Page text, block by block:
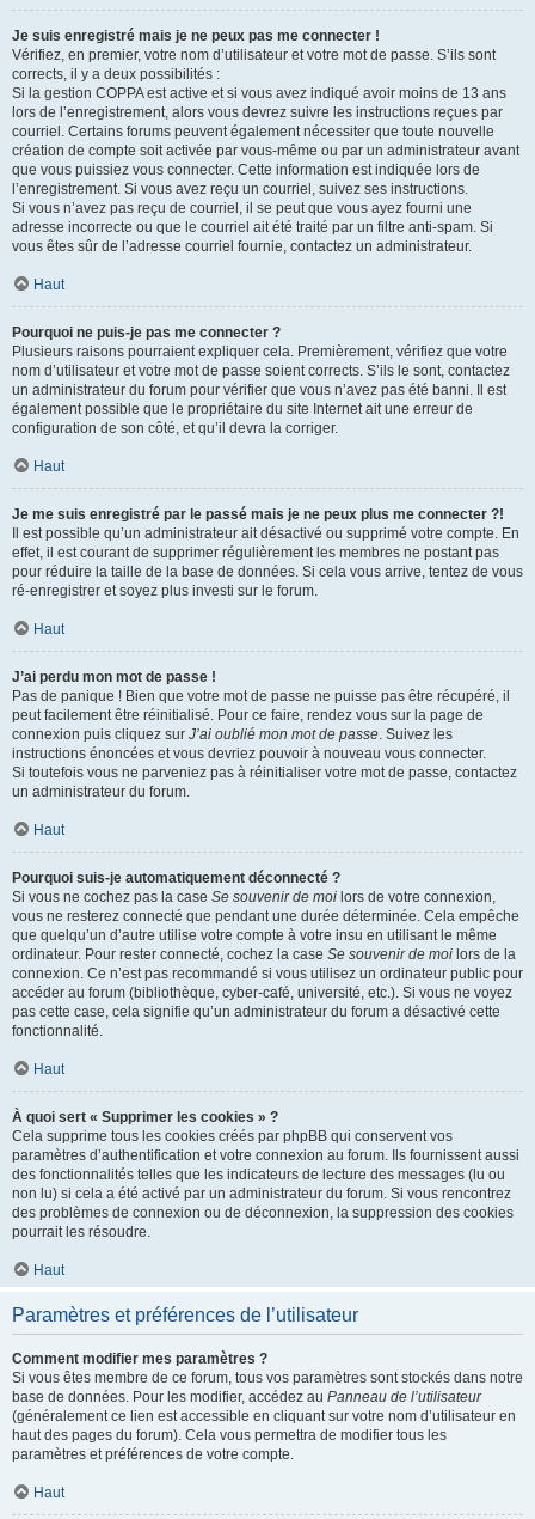
Je suis enregistré mais je ne peux pas me connecter !
Vérifiez, en premier, votre nom d’utilisateur et votre mot de passe. S’ils sont
corrects, il y a deux possibilités :
Si la gestion COPPA est active et si vous avez indiqué avoir moins de 13 ans
lors de l’enregistrement, alors vous devrez suivre les instructions reçues par
courriel. Certains forums peuvent également nécessiter que toute nouvelle
création de compte soit activée par vous-même ou par un administrateur avant
que vous puissiez vous connecter. Cette information est indiquée lors de
l’enregistrement. Si vous avez reçu un courriel, suivez ses instructions.
Si vous n’avez pas reçu de courriel, il se peut que vous ayez fourni une
adresse incorrecte ou que le courriel ait été traité par un filtre anti-spam. Si
vous êtes sûr de l’adresse courriel fournie, contactez un administrateur.
Haut
Pourquoi ne puis-je pas me connecter ?
Plusieurs raisons pourraient expliquer cela. Premièrement, vérifiez que votre
nom d’utilisateur et votre mot de passe soient corrects. S’ils le sont, contactez
un administrateur du forum pour vérifier que vous n’avez pas été banni. Il est
également possible que le propriétaire du site Internet ait une erreur de
configuration de son côté, et qu’il devra la corriger.
Haut
Je me suis enregistré par le passé mais je ne peux plus me connecter ?!
Il est possible qu’un administrateur ait désactivé ou supprimé votre compte. En
effet, il est courant de supprimer régulièrement les membres ne postant pas
pour réduire la taille de la base de données. Si cela vous arrive, tentez de vous
ré-enregistrer et soyez plus investi sur le forum.
Haut
J’ai perdu mon mot de passe !
Pas de panique ! Bien que votre mot de passe ne puisse pas être récupéré, il
peut facilement être réinitialisé. Pour ce faire, rendez vous sur la page de
connexion puis cliquez sur J’ai oublié mon mot de passe. Suivez les
instructions énoncées et vous devriez pouvoir à nouveau vous connecter.
Si toutefois vous ne parveniez pas à réinitialiser votre mot de passe, contactez
un administrateur du forum.
Haut
Pourquoi suis-je automatiquement déconnecté ?
Si vous ne cochez pas la case Se souvenir de moi lors de votre connexion,
vous ne resterez connecté que pendant une durée déterminée. Cela empêche
que quelqu’un d’autre utilise votre compte à votre insu en utilisant le même
ordinateur. Pour rester connecté, cochez la case Se souvenir de moi lors de la
connexion. Ce n’est pas recommandé si vous utilisez un ordinateur public pour
accéder au forum (bibliothèque, cyber-café, université, etc.). Si vous ne voyez
pas cette case, cela signifie qu’un administrateur du forum a désactivé cette
fonctionnalité.
Haut
À quoi sert « Supprimer les cookies » ?
Cela supprime tous les cookies créés par phpBB qui conservent vos
paramètres d’authentification et votre connexion au forum. Ils fournissent aussi
des fonctionnalités telles que les indicateurs de lecture des messages (lu ou
non lu) si cela a été activé par un administrateur du forum. Si vous rencontrez
des problèmes de connexion ou de déconnexion, la suppression des cookies
pourrait les résoudre.
Haut
Paramètres et préférences de l’utilisateur
Comment modifier mes paramètres ?
Si vous êtes membre de ce forum, tous vos paramètres sont stockés dans notre
base de données. Pour les modifier, accédez au Panneau de l’utilisateur
(généralement ce lien est accessible en cliquant sur votre nom d’utilisateur en
haut des pages du forum). Cela vous permettra de modifier tous les
paramètres et préférences de votre compte.
Haut